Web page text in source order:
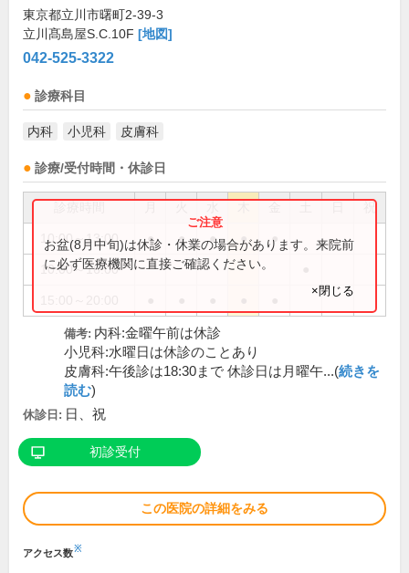
東京都立川市曙町2-39-3
立川髙島屋S.C.10F [地図]
042-525-3322
診療科目
内科 小児科 皮膚科
診療/受付時間・休診日
祝
10:00～13:00 ● ● ● ● ●
10:00～16:00
お盆(8月中旬)は休診・休業の場合があります。来院前
に必ず医療機関に直接ご確認ください。
×閉じる
備考: 内科:金曜午前は休診
小児科:水曜日は休診のことあり
皮膚科:午後診は18:30まで 休診日は月曜午...(続きを
読む)
休診日: 日、祝
初診受付
この医院の詳細をみる
アクセス数※